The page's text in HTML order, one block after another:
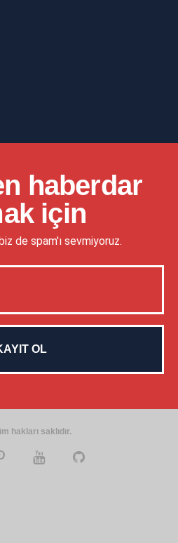
haberdar
için
de spam'ı sevmiyoruz.
hakları saklıdır.